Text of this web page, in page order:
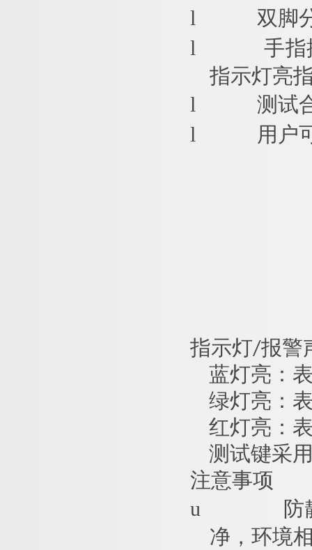
l 双脚
l
手指
指示灯亮
l 测试
l 用户
指示灯/报警
蓝灯亮：
绿灯亮：
红灯亮：
测试键采
注意事项
u
净，环境